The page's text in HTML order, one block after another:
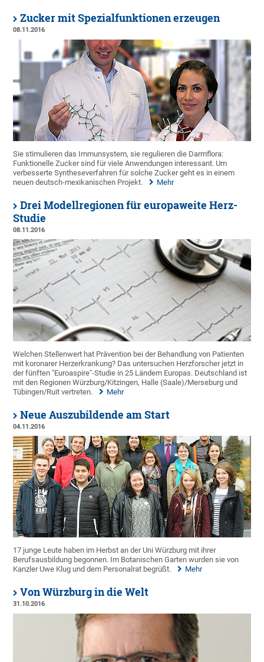
Zucker mit Spezialfunktionen erzeugen
08.11.2016
Sie stimulieren das Immunsystem, sie regulieren die Darmflora:
Funktionelle Zucker sind für viele Anwendungen interessant. Um
verbesserte Syntheseverfahren für solche Zucker geht es in einem
neuen deutsch-mexikanischen Projekt.
Mehr
Drei Modellregionen für europaweite Herz-
Studie
08.11.2016
Welchen Stellenwert hat Prävention bei der Behandlung von Patienten
mit koronarer Herzerkrankung? Das untersuchen Herzforscher jetzt in
der fünften "Euroaspire"-Studie in 25 Ländern Europas. Deutschland ist
mit den Regionen Würzburg/Kitzingen, Halle (Saale)/Merseburg und
Tübingen/Ruit vertreten.
Mehr
Neue Auszubildende am Start
04.11.2016
17 junge Leute haben im Herbst an der Uni Würzburg mit ihrer
Berufsausbildung begonnen. Im Botanischen Garten wurden sie von
Kanzler Uwe Klug und dem Personalrat begrüßt.
Mehr
Von Würzburg in die Welt
31.10.2016